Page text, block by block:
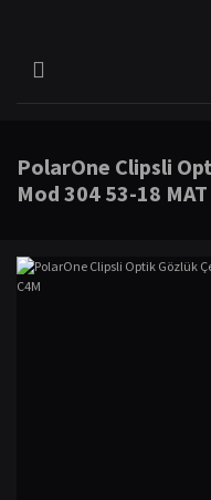
PolarOne Clipsli
Mod 304 53-18 MAT